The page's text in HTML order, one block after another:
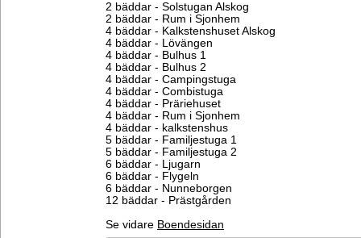
2 bäddar - Solstugan Alskog
2 bäddar - Rum i Sjonhem
4 bäddar - Kalkstenshuset Alskog
4 bäddar - Lövängen
4 bäddar - Bulhus 1
4 bäddar - Bulhus 2
4 bäddar - Campingstuga
4 bäddar - Combistuga
4 bäddar - Präriehuset
4 bäddar - Rum i Sjonhem
4 bäddar - kalkstenshus
5 bäddar - Familjestuga 1
5 bäddar - Familjestuga 2
6 bäddar - Ljugarn
6 bäddar - Flygeln
6 bäddar - Nunneborgen
12 bäddar - Prästgården
Se vidare Boendesidan